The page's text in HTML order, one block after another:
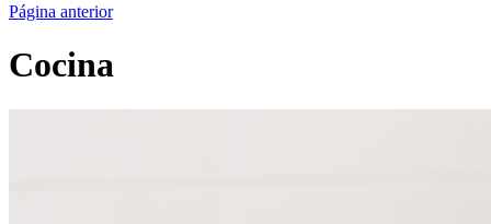
Página anterior
Cocina